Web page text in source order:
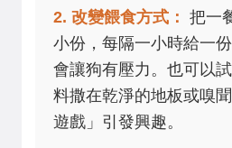
2. 改變餵食方式： 把一
小份，每隔一小時給一
會讓狗有壓力。也可以
料撒在乾淨的地板或嗅
遊戲」引發興趣。